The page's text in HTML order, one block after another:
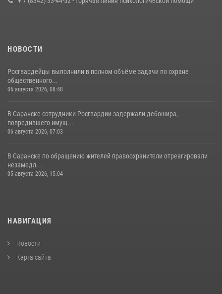
23 июля 2026, 11:54 4
НОВОСТИ
Росгвардейцы выполнили в полном объёме задачи по охране
общественного...
06 августа 2026, 08:48
В Саранске сотрудники Росгвардии задержали дебошира,
повредившего имущ...
06 августа 2026, 07:03
В Саранске по обращению жителей правоохранители отреагировали
незамедл...
05 августа 2026, 15:04
НАВИГАЦИЯ
Новости
Карта сайта